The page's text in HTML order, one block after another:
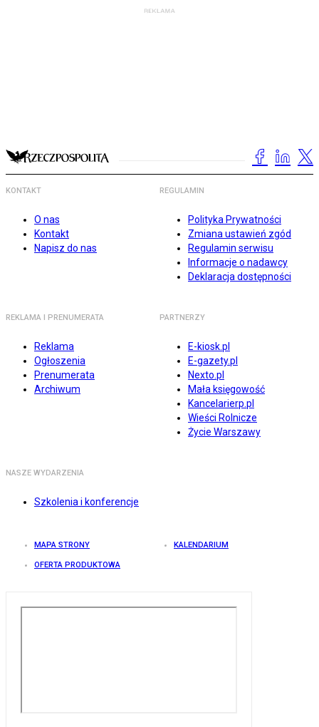
KONTAKT
O nas
Kontakt
Napisz do nas
REGULAMIN
Polityka Prywatności
Zmiana ustawień zgód
Regulamin serwisu
Informacje o nadawcy
Deklaracja dostępności
REKLAMA I PRENUMERATA
Reklama
Ogłoszenia
Prenumerata
Archiwum
PARTNERZY
E-kiosk.pl
E-gazety.pl
Nexto.pl
Mała księgowość
Kancelarierp.pl
Wieści Rolnicze
Życie Warszawy
NASZE WYDARZENIA
Szkolenia i konferencje
MAPA STRONY KALENDARIUM
OFERTA PRODUKTOWA